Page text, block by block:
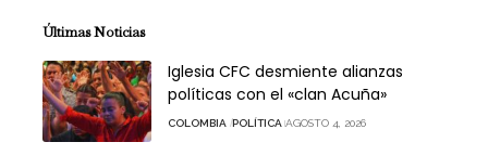
Últimas Noticias
Iglesia CFC desmiente alianzas
políticas con el «clan Acuña»
COLOMBIA POLÍTICA AGOSTO 4, 2026